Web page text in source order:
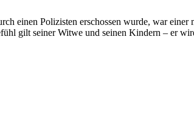
einen Polizisten erschossen wurde, war
gilt seiner Witwe und seinen Kindern – er